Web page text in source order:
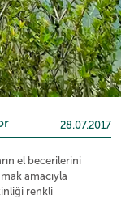
28.07.2017
el becerilerini
amacıyla
renkli